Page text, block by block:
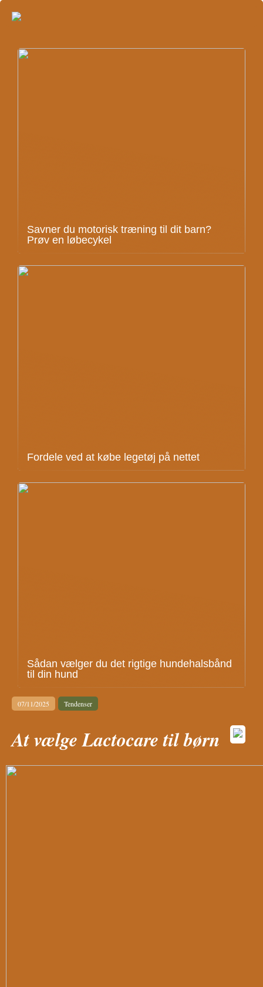
Savner du motorisk træning til dit barn?
Prøv en løbecykel
Fordele ved at købe legetøj på nettet
Sådan vælger du det rigtige hundehalsbånd
til din hund
07/11/2025 Tendenser
At vælge Lactocare til børn